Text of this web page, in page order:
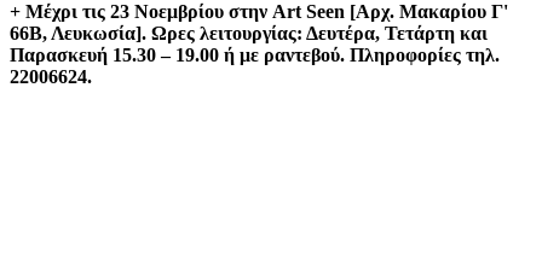
+ Μέχρι τις 23 Νοεμβρίου στην Art Seen [Αρχ. Μακαρίου Γ'
66Β, Λευκωσία]. Ωρες λειτουργίας: Δευτέρα, Τετάρτη και
Παρασκευή 15.30 – 19.00 ή με ραντεβού. Πληροφορίες τηλ.
22006624.